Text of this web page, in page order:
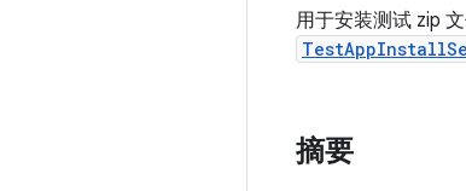
用于安装测试 zip
摘要